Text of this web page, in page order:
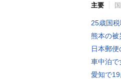
主要
25歳国
熊本の被
日本郵
車中泊で
愛知で